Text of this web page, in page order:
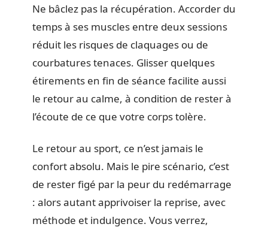
Ne bâclez pas la récupération. Accorder du
temps à ses muscles entre deux sessions
réduit les risques de claquages ou de
courbatures tenaces. Glisser quelques
étirements en fin de séance facilite aussi
le retour au calme, à condition de rester à
l’écoute de ce que votre corps tolère.
Le retour au sport, ce n’est jamais le
confort absolu. Mais le pire scénario, c’est
de rester figé par la peur du redémarrage
: alors autant apprivoiser la reprise, avec
méthode et indulgence. Vous verrez,